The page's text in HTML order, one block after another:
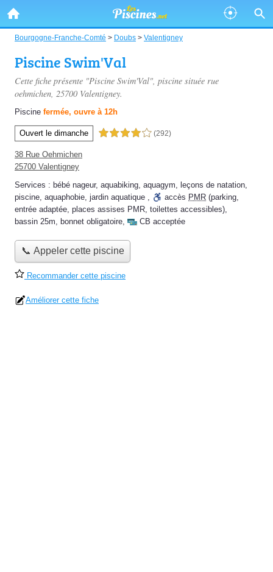
Bourgogne-Franche-Comté > Doubs > Valentigney
Piscine Swim'Val
Cette fiche présente "Piscine Swim'Val", piscine située rue
oehmichen, 25700 Valentigney.
Piscine fermée, ouvre à 12h
Ouvert le dimanche 4,0 étoiles sur 5 (292)
38 Rue Oehmichen
25700 Valentigney
Services : bébé nageur, aquabiking, aquagym, leçons de natation,
piscine, aquaphobie, jardin aquatique , accès PMR (parking,
entrée adaptée, places assises PMR, toilettes accessibles),
bassin 25m, bonnet obligatoire, CB acceptée
📞 Appeler cette piscine
Recommander cette piscine
Améliorer cette fiche